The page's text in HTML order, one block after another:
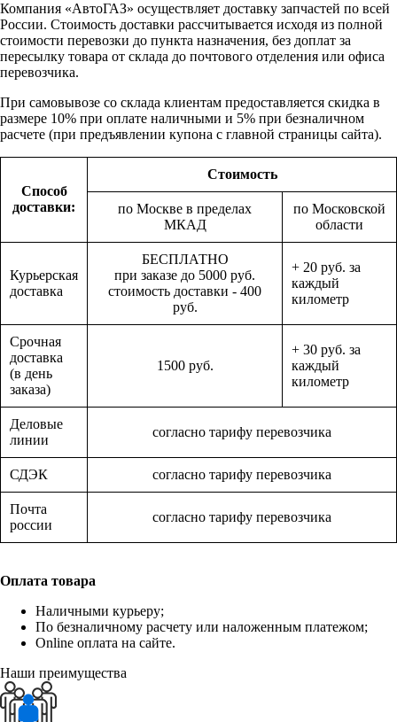
Компания «АвтоГАЗ» осуществляет доставку запчастей по всей
России. Стоимость доставки рассчитывается исходя из полной
стоимости перевозки до пункта назначения, без доплат за
пересылку товара от склада до почтового отделения или офиса
перевозчика.
При самовывозе со склада клиентам предоставляется скидка в
размере 10% при оплате наличными и 5% при безналичном
расчете (при предъявлении купона с главной страницы сайта).
Способ
доставки:
Стоимость
по Москве в пределах
МКАД
по Московской
области
Курьерская
доставка
БЕСПЛАТНО
при заказе до 5000 руб.
стоимость доставки - 400
руб.
+ 20 руб. за
каждый
километр
Срочная
доставка
(в день
заказа)
1500 руб.
+ 30 руб. за
каждый
километр
Деловые
линии
согласно тарифу перевозчика
СДЭК согласно тарифу перевозчика
Почта
россии
согласно тарифу перевозчика
Оплата товара
Наличными курьеру;
По безналичному расчету или наложенным платежом;
Online оплата на сайте.
Наши преимущества